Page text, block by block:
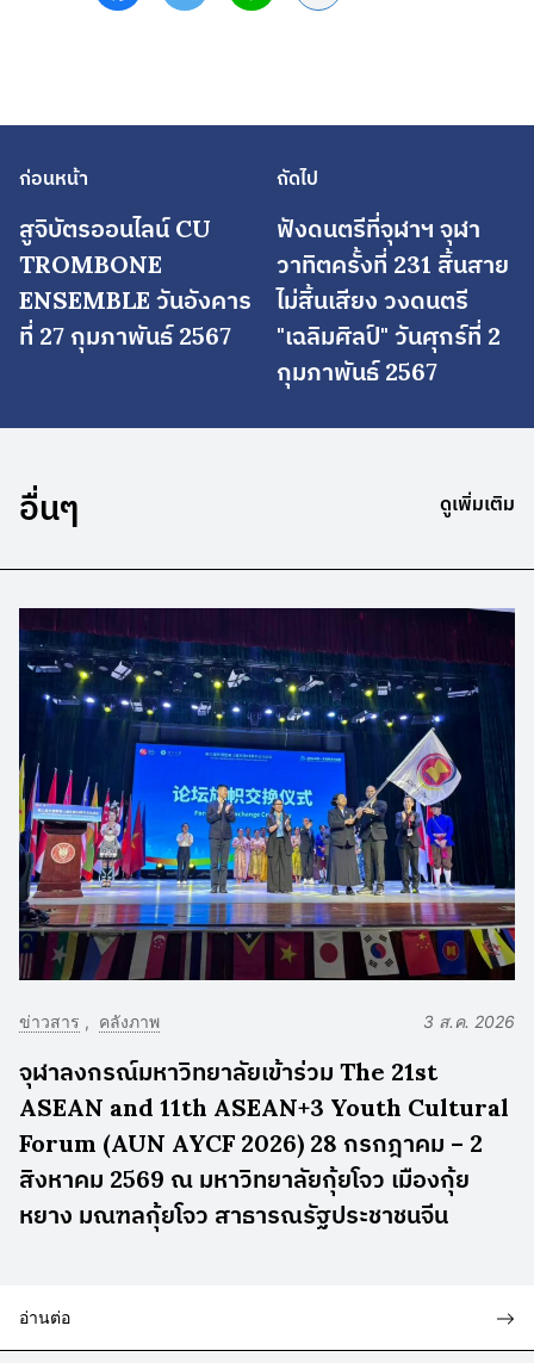
ก่อนหน้า
สูจิบัตรออนไลน์ CU
TROMBONE
ENSEMBLE วันอังคาร
ที่ 27 กุมภาพันธ์ 2567
ถัดไป
ฟังดนตรีที่จุฬาฯ จุฬา
วาทิตครั้งที่ 231 สิ้นสาย
ไม่สิ้นเสียง วงดนตรี
"เฉลิมศิลป์" วันศุกร์ที่ 2
กุมภาพันธ์ 2567
อื่นๆ ดูเพิ่มเติม
ข่าวสาร คลังภาพ 3 ส.ค. 2026
จุฬาลงกรณ์มหาวิทยาลัยเข้าร่วม The 21st
ASEAN and 11th ASEAN+3 Youth Cultural
Forum (AUN AYCF 2026) 28 กรกฎาคม – 2
สิงหาคม 2569 ณ มหาวิทยาลัยกุ้ยโจว เมืองกุ้ย
หยาง มณฑลกุ้ยโจว สาธารณรัฐประชาชนจีน
อ่านต่อ